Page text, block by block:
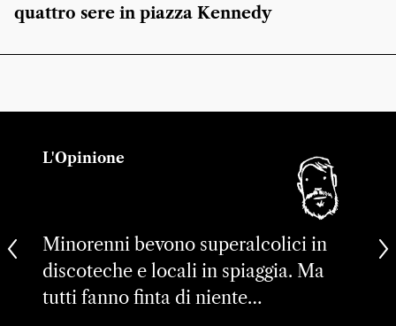
quattro sere in piazza Kennedy
L'Opinione
Minorenni bevono superalcolici in
discoteche e locali in spiaggia. Ma
tutti fanno finta di niente…